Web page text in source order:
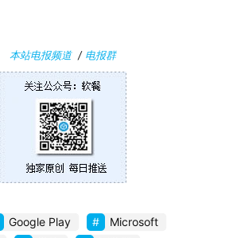
本站电报频道/ 电报群
Google Play
Microsoft